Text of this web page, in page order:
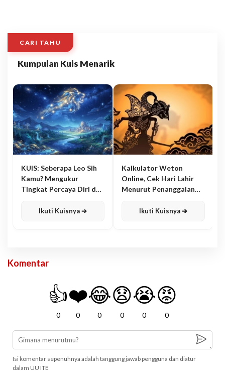
CARI TAHU
Kumpulan Kuis Menarik
KUIS: Seberapa Leo Sih
Kamu? Mengukur
Tingkat Percaya Diri dan
Ikuti Kuisnya ➔
Kalkulator Weton
Online, Cek Hari Lahir
Menurut Penanggalan
Ikuti Kuisnya ➔
Komentar
👍
0
❤️
0
😂
0
😧
0
😭
0
😡
0
Isi komentar sepenuhnya adalah tanggung jawab pengguna dan diatur
dalam UU ITE